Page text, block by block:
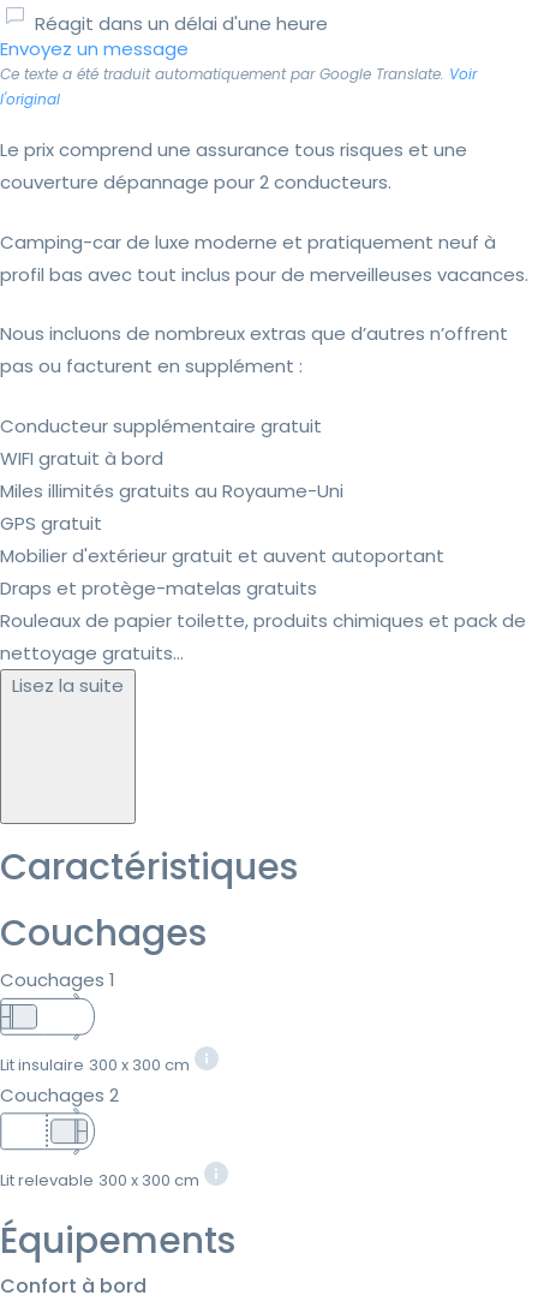
Réagit dans un délai d'une heure
Envoyez un message
Ce texte a été traduit automatiquement par Google Translate. Voir
l'original
Le prix comprend une assurance tous risques et une
couverture dépannage pour 2 conducteurs.
Camping-car de luxe moderne et pratiquement neuf à
profil bas avec tout inclus pour de merveilleuses vacances.
Nous incluons de nombreux extras que d’autres n’offrent
pas ou facturent en supplément :
Conducteur supplémentaire gratuit
WIFI gratuit à bord
Miles illimités gratuits au Royaume-Uni
GPS gratuit
Mobilier d'extérieur gratuit et auvent autoportant
Draps et protège-matelas gratuits
Rouleaux de papier toilette, produits chimiques et pack de
nettoyage gratuits...
Lisez la suite
Caractéristiques
Couchages
Couchages 1
Lit insulaire 300 x 300 cm
Couchages 2
Lit relevable 300 x 300 cm
Équipements
Confort à bord